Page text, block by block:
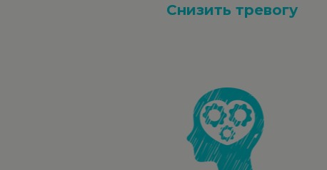
Снизить тревогу